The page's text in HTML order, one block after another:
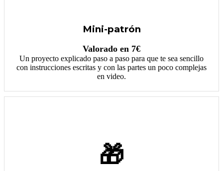
Mini-patrón
Valorado en 7€
Un proyecto explicado paso a paso para que te sea sencillo
con instrucciones escritas y con las partes un poco complejas
en video.
🎁